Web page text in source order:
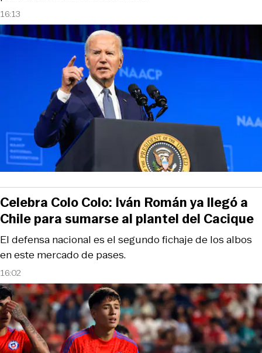
16:13
16:02
El defensa nacional es el segundo fichaje de los albos
en este mercado de pases.
Celebra Colo Colo: Iván Román ya llegó a
Chile para sumarse al plantel del Cacique